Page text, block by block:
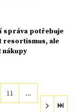
správa potřebuje
resortismus, ale
nákupy
11 …